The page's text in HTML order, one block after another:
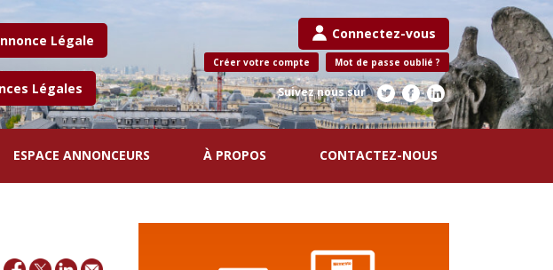
Légale
Légales
Connectez-vous
Créer votre compte Mot de passe oublié ?
Suivez nous sur
ESPACE ANNONCEURS À PROPOS CONTACTEZ-NOUS